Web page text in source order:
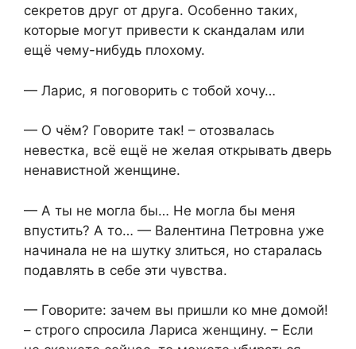
секретов друг от друга. Особенно таких,
которые могут привести к скандалам или
ещё чему-нибудь плохому.
— Ларис, я поговорить с тобой хочу…
— О чём? Говорите так! – отозвалась
невестка, всё ещё не желая открывать дверь
ненавистной женщине.
— А ты не могла бы… Не могла бы меня
впустить? А то… — Валентина Петровна уже
начинала не на шутку злиться, но старалась
подавлять в себе эти чувства.
— Говорите: зачем вы пришли ко мне домой!
– строго спросила Лариса женщину. – Если